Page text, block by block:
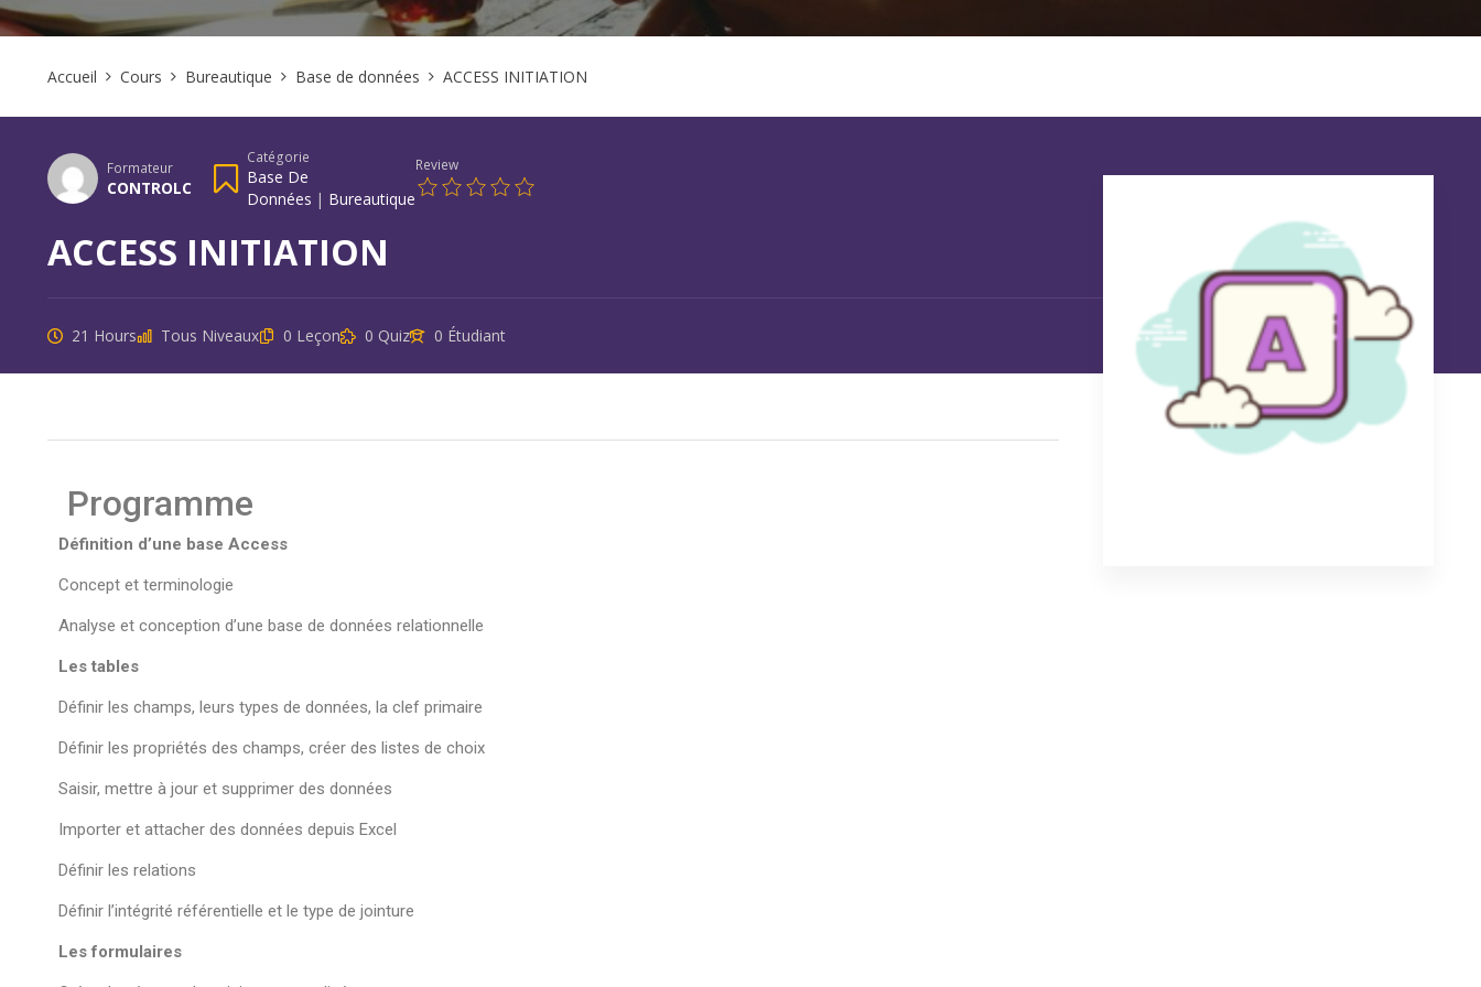
Accueil Cours Bureautique Base de données ACCESS INITIATION
Formateur
CONTROLC
Catégorie
Base De
Données | Bureautique
Review
ACCESS INITIATION
21 Hours Tous Niveaux 0 Leçon 0 Quiz 0 Étudiant
Programme
Définition d’une base Access
Concept et terminologie
Analyse et conception d’une base de données relationnelle
Les tables
Définir les champs, leurs types de données, la clef primaire
Définir les propriétés des champs, créer des listes de choix
Saisir, mettre à jour et supprimer des données
Importer et attacher des données depuis Excel
Définir les relations
Définir l’intégrité référentielle et le type de jointure
Les formulaires